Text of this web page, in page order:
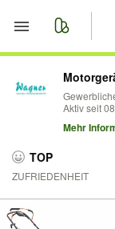
Start
Merkliste
Aktiv seit
Mehr
TOP
ZUFRIEDENHEIT